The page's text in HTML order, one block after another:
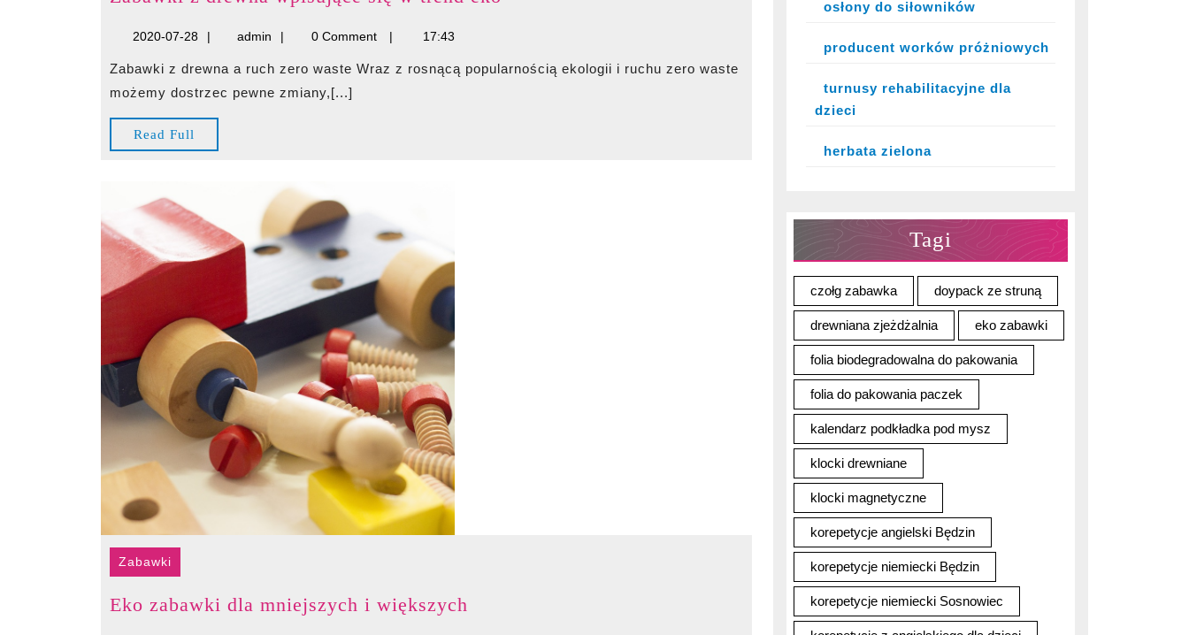
wpisujące
2020-07-282020-
28
admin admin 0 Comment 17:43
Zabawki z drewna a ruch zero waste Wraz z rosnącą popularnością ekologii i ruchu zero waste
możemy dostrzec pewne zmiany,[...]
Read Full
Full
Zabawki
Eko zabawki dla mniejszych i większych
osłony do siłowników
producent worków próżniowych
turnusy rehabilitacyjne dla
dzieci
herbata zielona
Tagi
czołg zabawka doypack ze struną
drewniana zjeżdżalnia eko zabawki
folia biodegradowalna do pakowania
folia do pakowania paczek
kalendarz podkładka pod mysz
klocki drewniane
klocki magnetyczne
korepetycje angielski Będzin
korepetycje niemiecki Będzin
korepetycje niemiecki Sosnowiec